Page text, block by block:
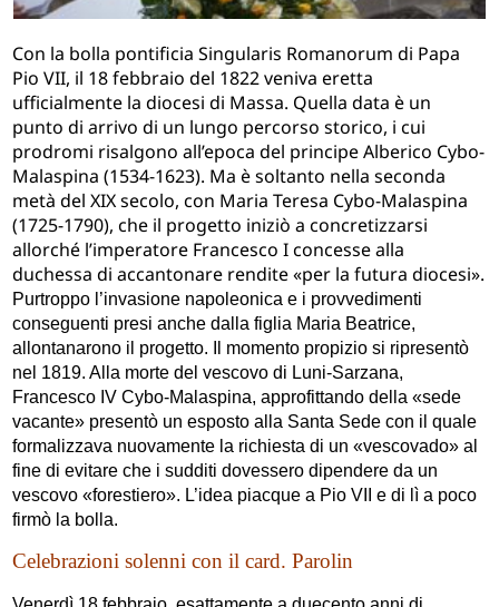
Con la bolla pontificia Singularis Romanorum di Papa
Pio VII, il 18 febbraio del 1822 veniva eretta
ufficialmente la diocesi di Massa. Quella data è un
punto di arrivo di un lungo percorso storico, i cui
prodromi risalgono all’epoca del principe Alberico Cybo-
Malaspina (1534-1623). Ma è soltanto nella seconda
metà del XIX secolo, con Maria Teresa Cybo-Malaspina
(1725-1790), che il progetto iniziò a concretizzarsi
allorché l’imperatore Francesco I concesse alla
duchessa di accantonare rendite «per la futura diocesi».
Purtroppo l’invasione napoleonica e i provvedimenti
conseguenti presi anche dalla figlia Maria Beatrice,
allontanarono il progetto. Il momento propizio si ripresentò
nel 1819. Alla morte del vescovo di Luni-Sarzana,
Francesco IV Cybo-Malaspina, approfittando della «sede
vacante» presentò un esposto alla Santa Sede con il quale
formalizzava nuovamente la richiesta di un «vescovado» al
fine di evitare che i sudditi dovessero dipendere da un
vescovo «forestiero». L’idea piacque a Pio VII e di lì a poco
firmò la bolla.
Celebrazioni solenni con il card. Parolin